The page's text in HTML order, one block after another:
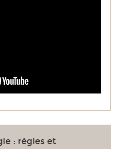
: règles et